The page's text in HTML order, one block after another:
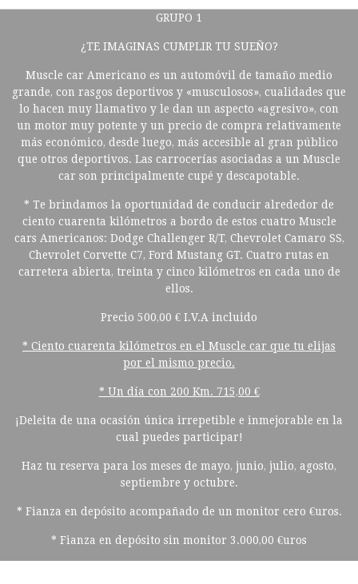
GRUPO 1
¿TE IMAGINAS CUMPLIR TU SUEÑO?
Muscle car Americano es un automóvil de tamaño medio
grande, con rasgos deportivos y «musculosos», cualidades que
lo hacen muy llamativo y le dan un aspecto «agresivo», con
un motor muy potente y un precio de compra relativamente
más económico, desde luego, más accesible al gran público
que otros deportivos. Las carrocerías asociadas a un Muscle
car son principalmente cupé y descapotable.
* Te brindamos la oportunidad de conducir alrededor de
ciento cuarenta kilómetros a bordo de estos cuatro Muscle
cars Americanos: Dodge Challenger R/T, Chevrolet Camaro SS,
Chevrolet Corvette C7, Ford Mustang GT. Cuatro rutas en
carretera abierta, treinta y cinco kilómetros en cada uno de
ellos.
Precio 500,00 € I.V.A incluido
* Ciento cuarenta kilómetros en el Muscle car que tu elijas
por el mismo precio.
* Un día con 200 Km. 715,00 €
¡Deleita de una ocasión única irrepetible e inmejorable en la
cual puedes participar!
Haz tu reserva para los meses de mayo, junio, julio, agosto,
septiembre y octubre.
* Fianza en depósito acompañado de un monitor cero €uros.
* Fianza en depósito sin monitor 3.000,00 €uros